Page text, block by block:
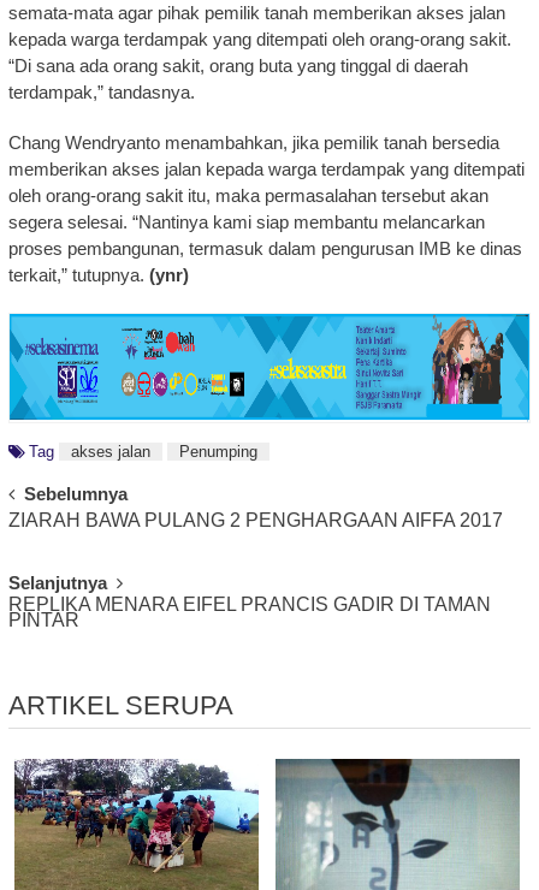
semata-mata agar pihak pemilik tanah memberikan akses jalan
kepada warga terdampak yang ditempati oleh orang-orang sakit.
“Di sana ada orang sakit, orang buta yang tinggal di daerah
terdampak,” tandasnya.
Chang Wendryanto menambahkan, jika pemilik tanah bersedia
memberikan akses jalan kepada warga terdampak yang ditempati
oleh orang-orang sakit itu, maka permasalahan tersebut akan
segera selesai. “Nantinya kami siap membantu melancarkan
proses pembangunan, termasuk dalam pengurusan IMB ke dinas
terkait,” tutupnya. (ynr)
Tag akses jalan Penumping
Post
Navigation
Sebelumnya
ZIARAH BAWA PULANG 2 PENGHARGAAN AIFFA 2017
Selanjutnya
REPLIKA MENARA EIFEL PRANCIS GADIR DI TAMAN
PINTAR
ARTIKEL SERUPA